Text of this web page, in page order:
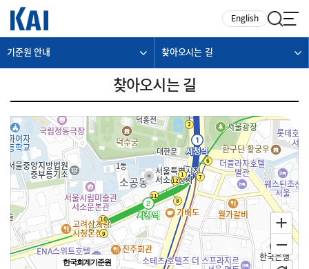
English
기준원 안내 찾아오시는 길
찾아오시는 길
한국회계기준원